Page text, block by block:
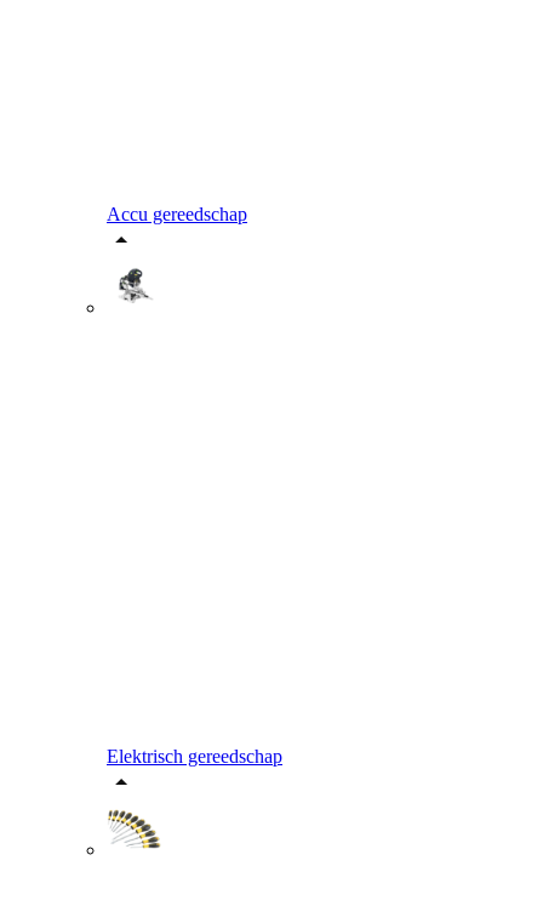
Accu gereedschap
Elektrisch gereedschap